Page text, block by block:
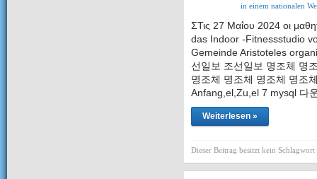
in einem nationalen
ΣΤις 27 Μαΐου 2024 οι
das Indoor -Fitnessstudio
Gemeinde Aristoteles
선일보 조선일보 명조체 명
명조체 명조체 명조체 명조
Anfang,el,Zu,el 7 mysql 다
Weiterlesen »
Dieser Beitrag besitzt kein Schlagwort